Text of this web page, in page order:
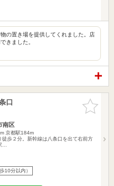
の置き場を提供してくれました。店
きました。
お気に入
りに追加
口
南区
京都駅184m
徒歩２分。新幹線は八条口を出て右前方
…
10分以内）